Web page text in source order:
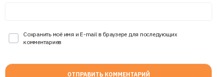
Сохранить моё имя и E-mail в браузере для последующих
комментариев